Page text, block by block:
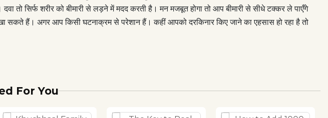
तो सिर्फ शरीर को बीमारी से लड़ने में मदद करती है। मन मजबूत होगा तो आप बीमारी से सीधे टक्कर ले पाएँगे
हैं। अगर आप किसी घटनाक्रम से परेशान हैं। कहीं आपको दरकिनार किए जाने का एहसास हो रहा है तो
For You